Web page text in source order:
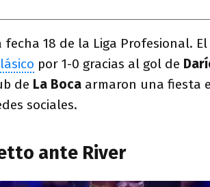
fecha 18 de la Liga Profesional. El
por 1-0 gracias al gol de
de La Boca armaron una fiesta
sociales.
ante River